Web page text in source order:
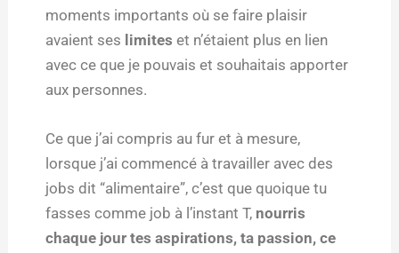
moments importants où se faire plaisir
avaient ses limites et n’étaient plus en lien
avec ce que je pouvais et souhaitais apporter
aux personnes.
Ce que j’ai compris au fur et à mesure,
lorsque j’ai commencé à travailler avec des
jobs dit “alimentaire”, c’est que quoique tu
fasses comme job à l’instant T, nourris
chaque jour tes aspirations, ta passion, ce